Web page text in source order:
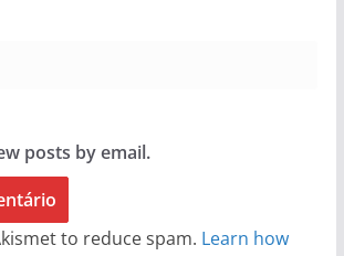
posts by email.
to reduce spam. Learn how